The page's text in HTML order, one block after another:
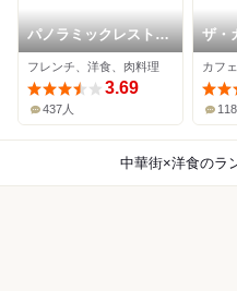
パノラミックレストラ
ン ル・ノルマンディ
フレンチ、洋食、肉料理
3.69
437人
ザ・
カフ
中華街×洋食のラ